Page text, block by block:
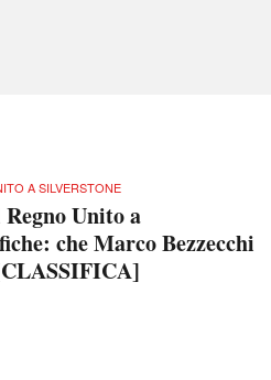
A SILVERSTONE
Unito a
che Marco Bezzecchi